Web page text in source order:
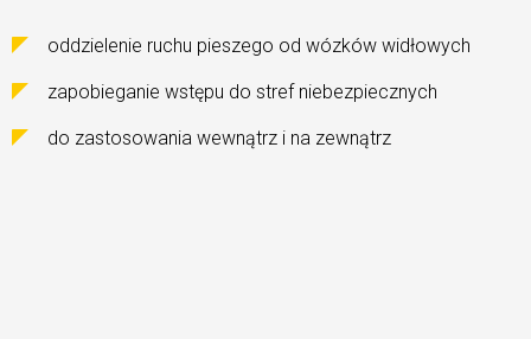
oddzielenie ruchu pieszego od wózków widłowych
zapobieganie wstępu do stref niebezpiecznych
do zastosowania wewnątrz i na zewnątrz